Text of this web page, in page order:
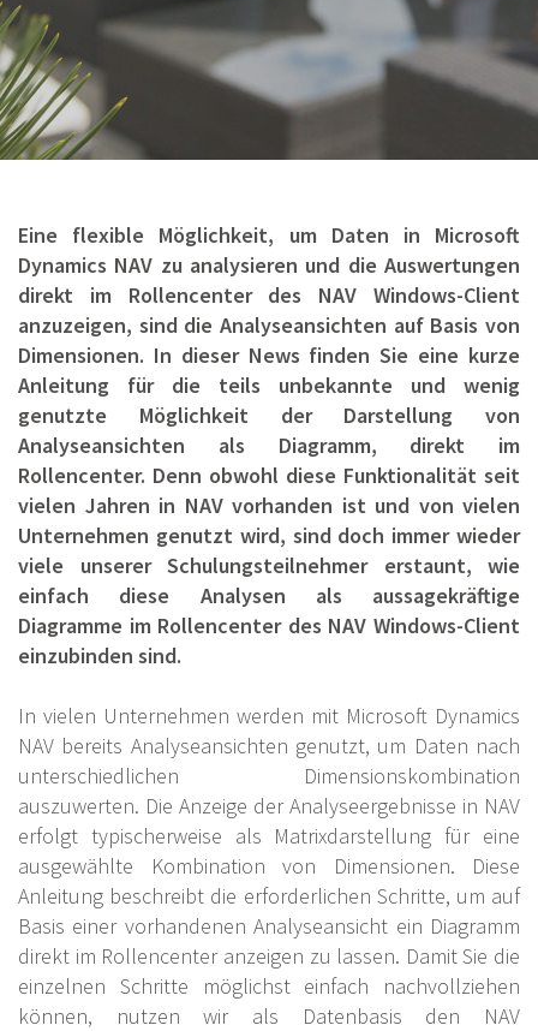
Eine flexible Möglichkeit, um Daten in Microsoft
Dynamics NAV zu analysieren und die Auswertungen
direkt im Rollencenter des NAV Windows-Client
anzuzeigen, sind die Analyseansichten auf Basis von
Dimensionen. In dieser News finden Sie eine kurze
Anleitung für die teils unbekannte und wenig
genutzte Möglichkeit der Darstellung von
Analyseansichten als Diagramm, direkt im
Rollencenter. Denn obwohl diese Funktionalität seit
vielen Jahren in NAV vorhanden ist und von vielen
Unternehmen genutzt wird, sind doch immer wieder
viele unserer Schulungsteilnehmer erstaunt, wie
einfach diese Analysen als aussagekräftige
Diagramme im Rollencenter des NAV Windows-Client
einzubinden sind.
In vielen Unternehmen werden mit Microsoft Dynamics
NAV bereits Analyseansichten genutzt, um Daten nach
unterschiedlichen Dimensionskombination
auszuwerten. Die Anzeige der Analyseergebnisse in NAV
erfolgt typischerweise als Matrixdarstellung für eine
ausgewählte Kombination von Dimensionen. Diese
Anleitung beschreibt die erforderlichen Schritte, um auf
Basis einer vorhandenen Analyseansicht ein Diagramm
direkt im Rollencenter anzeigen zu lassen. Damit Sie die
einzelnen Schritte möglichst einfach nachvollziehen
können, nutzen wir als Datenbasis den NAV